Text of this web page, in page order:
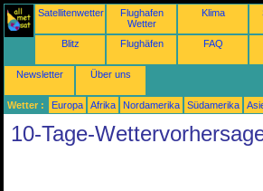
Satellitenwetter
Flughafen
Wetter
Klima
Blitz Flughäfen FAQ
Newsletter Über uns
Wetter : Europa Afrika Nordamerika Südamerika
10-Tage-